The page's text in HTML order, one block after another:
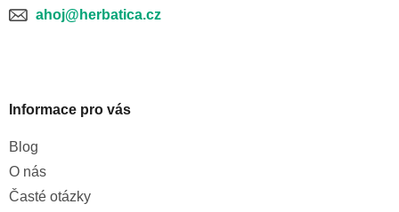
ahoj@herbatica.cz
Informace pro vás
Blog
O nás
Časté otázky